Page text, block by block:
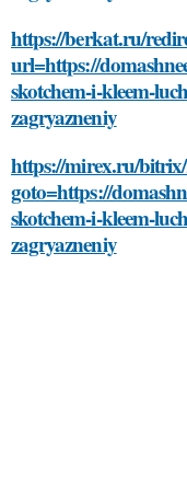
https://berkat.ru/
url=https://
skotchem-i-kleem-
zagryazneniy
https://mirex.ru/
goto=https://
skotchem-i-kleem-
zagryazneniy